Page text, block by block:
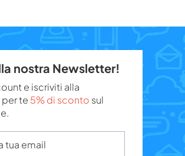
nostra Newsletter!
e iscriviti alla
te 5% di sconto sul